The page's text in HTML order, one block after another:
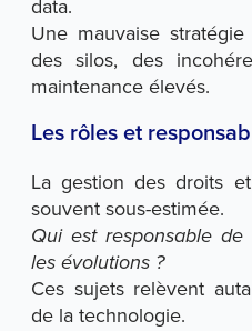
data.
Une mauvaise
des silos, des
maintenance élevés.
Les rôles et
La gestion des droits
souvent sous-estimée.
Qui est responsable
les évolutions ?
Ces sujets relèvent
de la technologie.